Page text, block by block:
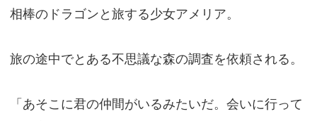
相棒のドラゴンと旅する少女アメリア。
旅の途中でとある不思議な森の調査を依頼される。
「あそこに君の仲間がいるみたいだ。会いに行って